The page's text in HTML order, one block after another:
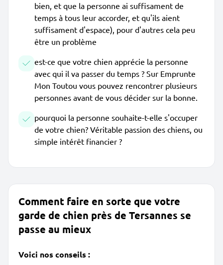
bien, et que la personne ai suffisament de
temps à tous leur accorder, et qu'ils aient
suffisament d'espace), pour d'autres cela peu
être un problème
est-ce que votre chien apprécie la personne
avec qui il va passer du temps ? Sur Emprunte
Mon Toutou vous pouvez rencontrer plusieurs
personnes avant de vous décider sur la bonne.
pourquoi la personne souhaite-t-elle s'occuper
de votre chien? Véritable passion des chiens, ou
simple intérêt financier ?
Comment faire en sorte que votre
garde de chien près de Tersannes se
passe au mieux
Voici nos conseils :